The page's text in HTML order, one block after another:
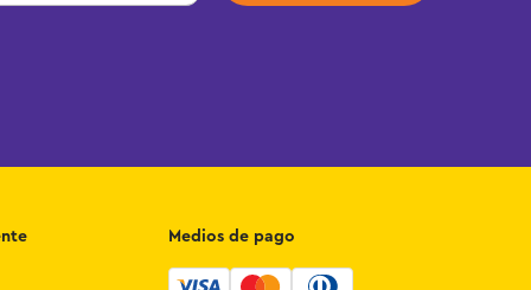
Medios de pago